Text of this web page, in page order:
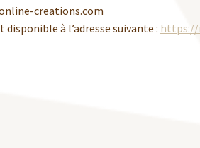
creations.com
à l’adresse suivante : https://